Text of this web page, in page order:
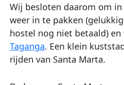
Wij besloten daarom om
weer in te pakken
hostel nog niet betaald)
Taganga. Een klein
rijden van Santa Marta.